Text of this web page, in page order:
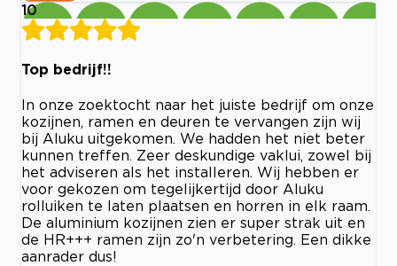
10
Top bedrijf!!
In onze zoektocht naar het juiste bedrijf om onze
kozijnen, ramen en deuren te vervangen zijn wij
bij Aluku uitgekomen. We hadden het niet beter
kunnen treffen. Zeer deskundige vaklui, zowel bij
het adviseren als het installeren. Wij hebben er
voor gekozen om tegelijkertijd door Aluku
rolluiken te laten plaatsen en horren in elk raam.
De aluminium kozijnen zien er super strak uit en
de HR+++ ramen zijn zo'n verbetering. Een dikke
aanrader dus!